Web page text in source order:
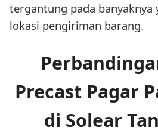
tergantung pada banyaknya
lokasi pengiriman barang.
Precast Pagar
di Solear